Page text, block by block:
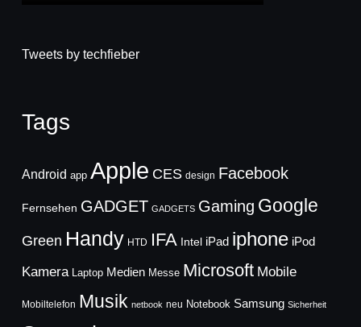
Tweets by techfieber
Tags
Android app Apple CES design Facebook
Fernsehen GADGET GADGETS Gaming Google
Green Handy HTD IFA Intel iPad iphone iPod
Kamera Laptop Medien Messe Microsoft Mobile
Mobiltelefon Musik netbook neu Notebook Samsung Sicherheit